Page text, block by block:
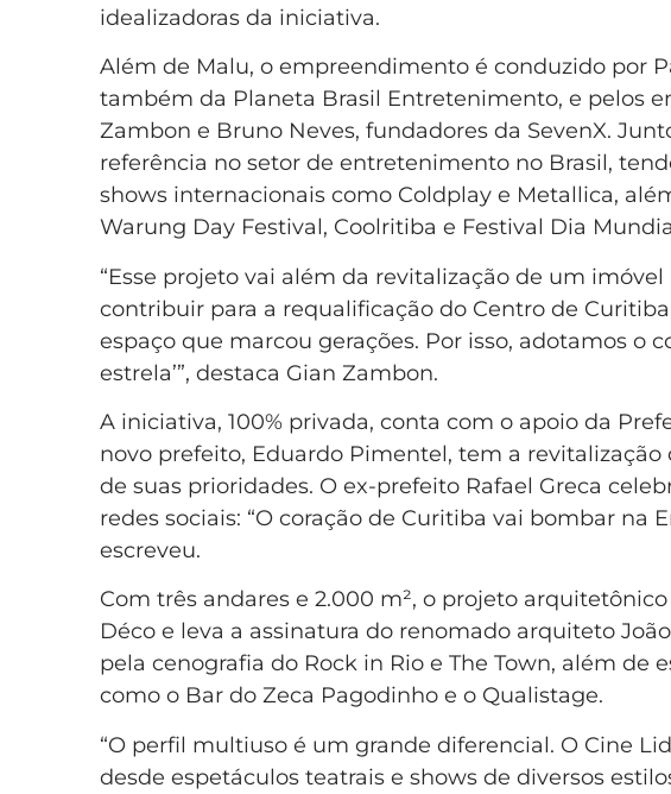
idealizadoras da iniciativa.
Além de Malu, o empreendimento é conduzido por
também da Planeta Brasil Entretenimento, e pelos
Zambon e Bruno Neves, fundadores da SevenX.
referência no setor de entretenimento no Brasil,
shows internacionais como Coldplay e Metallica,
Warung Day Festival, Coolritiba e Festival Dia
“Esse projeto vai além da revitalização de um
contribuir para a requalificação do Centro de
espaço que marcou gerações. Por isso, adotamos o
estrela’”, destaca Gian Zambon.
A iniciativa, 100% privada, conta com o apoio da
novo prefeito, Eduardo Pimentel, tem a
de suas prioridades. O ex-prefeito Rafael Greca
redes sociais: “O coração de Curitiba vai bombar na
escreveu.
Com três andares e 2.000 m², o projeto
Déco e leva a assinatura do renomado arquiteto
pela cenografia do Rock in Rio e The Town, além de
como o Bar do Zeca Pagodinho e o Qualistage.
“O perfil multiuso é um grande diferencial. O Cine
desde espetáculos teatrais e shows de diversos